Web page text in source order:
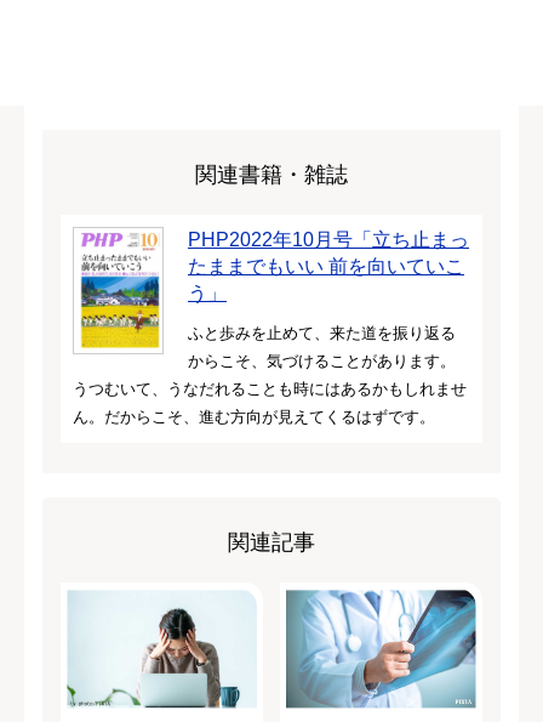
関連書籍・雑誌
PHP2022年10月号「立ち止まっ
たままでもいい 前を向いていこ
う」
ふと歩みを止めて、来た道を振り返る
からこそ、気づけることがあります。
うつむいて、うなだれることも時にはあるかもしれませ
ん。だからこそ、進む方向が見えてくるはずです。
関連記事